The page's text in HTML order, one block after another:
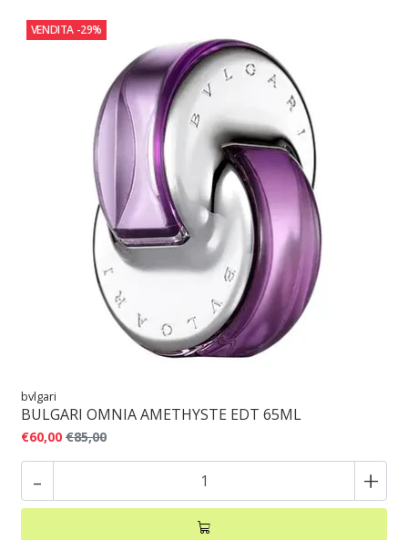
VENDITA -29%
bvlgari
BULGARI OMNIA AMETHYSTE EDT 65ML
€60,00 €85,00
- +